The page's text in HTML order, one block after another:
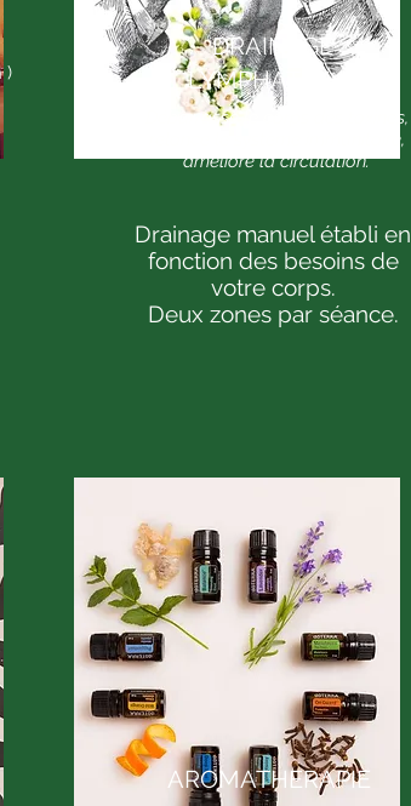
)
DRAINAGE
LYMPHATIQUE
Débarrasse le corps des toxines,
relance le système immunitaire,
améliore la circulation.
Drainage manuel établi en
fonction des besoins de
votre corps.
Deux zones par séance.
AROMATHERAPIE